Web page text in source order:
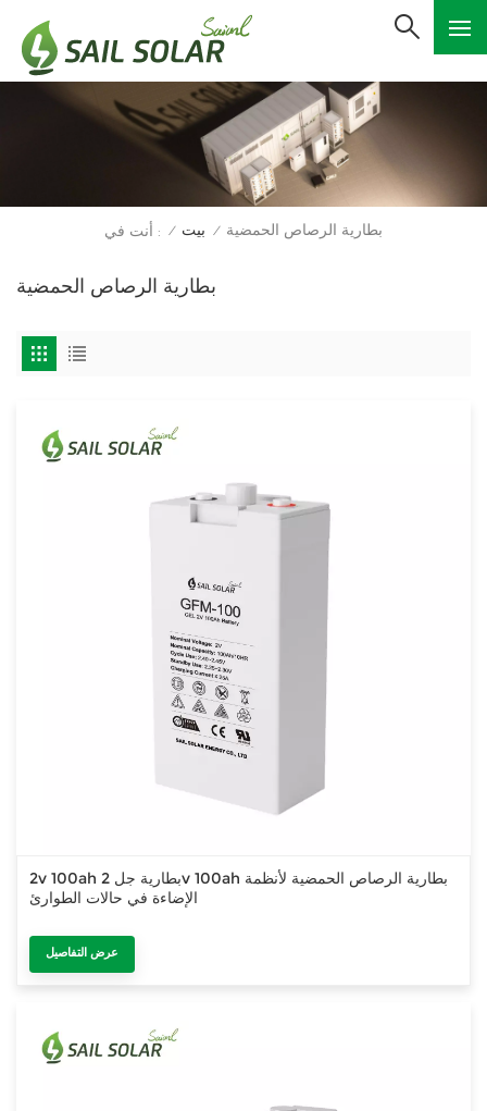
أنت في : / بيت / بطارية الرصاص الحمضية
بطارية الرصاص الحمضية
2v 100ah بطارية جل 2v 100ah بطارية الرصاص الحمضية لأنظمة
الإضاءة في حالات الطوارئ
عرض التفاصيل